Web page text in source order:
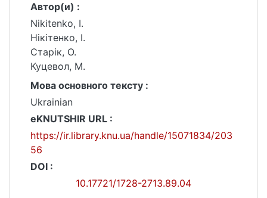
Автор(и) :
Nikitenko, І.
Нікітенко, І.
Старік, О.
Куцевол, М.
Мова основного тексту :
Ukrainian
eKNUTSHIR URL :
https://ir.library.knu.ua/handle/15071834/203
56
DOI :
10.17721/1728-2713.89.04